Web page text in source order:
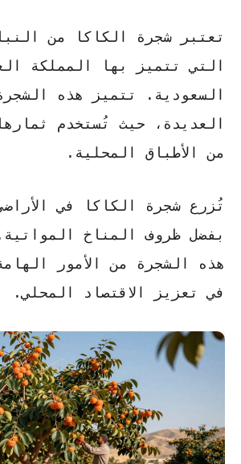
تعتبر شجرة الكاكا
من
التي تتميز بها المملكة
السعودية. تتميز هذه
العديدة، حيث تُستخدم
من الأطباق المحلية.
تُزرع شجرة الكاكا
في
بفضل ظروف المناخ
هذه الشجرة من الأمور
في تعزيز الاقتصاد المحلي.